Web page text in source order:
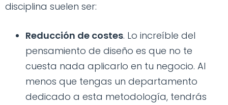
disciplina suelen ser:
Reducción de costes. Lo increíble del
pensamiento de diseño es que no te
cuesta nada aplicarlo en tu negocio. Al
menos que tengas un departamento
dedicado a esta metodología, tendrás